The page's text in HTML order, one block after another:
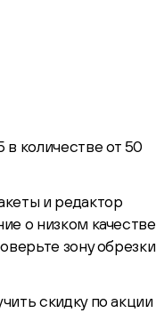
количестве от 50
и редактор
о низком качестве
зону обрезки
скидку по акции